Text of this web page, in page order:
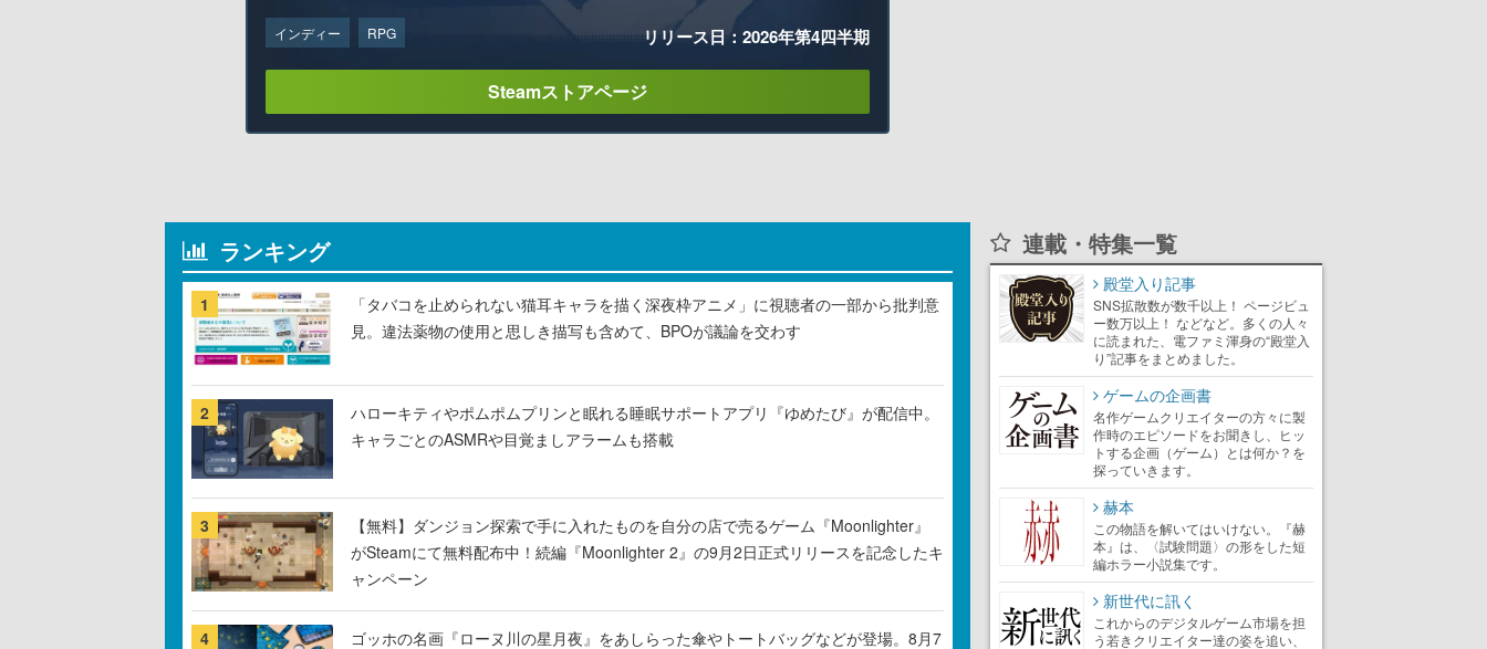
インディー RPG リリース日：2026年第4四半期
Steamストアページ
ランキング
1
「タバコを止められない猫耳キャラを描く深夜枠アニメ」に視聴者の一部から批判意
見。違法薬物の使用と思しき描写も含めて、BPOが議論を交わす
2
ハローキティやポムポムプリンと眠れる睡眠サポートアプリ『ゆめたび』が配信中。
キャラごとのASMRや目覚ましアラームも搭載
3
【無料】ダンジョン探索で手に入れたものを自分の店で売るゲーム『Moonlighter』
がSteamにて無料配布中！続編『Moonlighter 2』の9月2日正式リリースを記念したキ
ャンペーン
4
ゴッホの名画『ローヌ川の星月夜』をあしらった傘やトートバッグなどが登場。8月7
連載・特集一覧
殿堂入り記事
SNS拡散数が数千以上！ ページビュ
ー数万以上！ などなど。多くの人々
に読まれた、電ファミ渾身の“殿堂入
り”記事をまとめました。
ゲームの企画書
名作ゲームクリエイターの方々に製
作時のエピソードをお聞きし、ヒッ
トする企画（ゲーム）とは何か？を
探っていきます。
赫本
この物語を解いてはいけない。『赫
本』は、〈試験問題〉の形をした短
編ホラー小説集です。
新世代に訊く
これからのデジタルゲーム市場を担
う若きクリエイター達の姿を追い、